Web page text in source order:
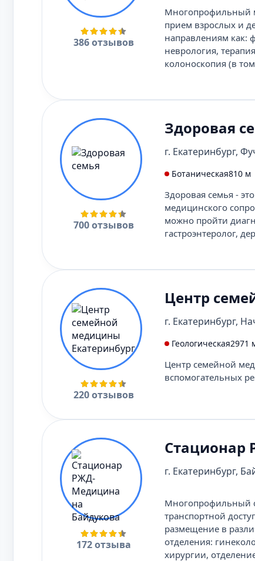
386 отзывов
Многопрофильный
прием взрослых и
направлениям как:
неврология,
колоноскопия (в
700 отзывов
Здоровая
г. Екатеринбург,
Ботаническая810 м
Здоровая семья -
медицинского
можно пройти
гастроэнтеролог,
220 отзывов
Центр
г. Екатеринбург,
Геологическая2971
Центр семейной
вспомогательных
172 отзыва
Стационар
г. Екатеринбург,
Многопрофильный
транспортной
размещение в
отделения:
хирургии,